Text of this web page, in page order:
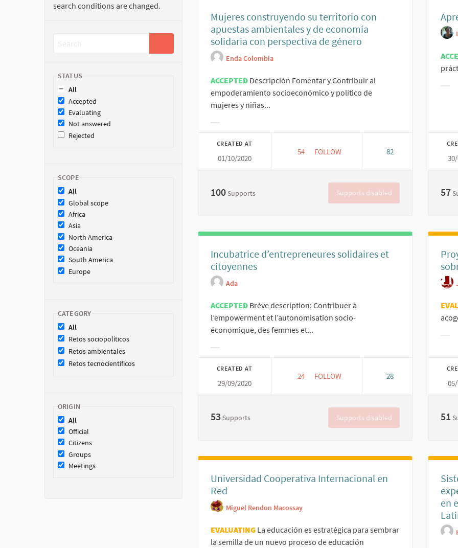
search conditions are changed.
STATUS
All
Accepted
Evaluating
Not answered
Rejected
SCOPE
All
Global scope
Africa
Asia
North America
Oceania
South America
Europe
CATEGORY
All
Retos sociopolíticos
Retos ambientales
Retos tecnocientíficos
ORIGIN
All
Official
Citizens
Groups
Meetings
Mujeres construyendo su territorio con
apuestas ambientales y de economía
solidaria con perspectiva de género
Enda Colombia
ACCEPTED Descripción Fomentar y Contribuir al
empoderamiento socioeconómico y político de
mujeres y niñas...
CREATED AT
01/10/2020
54 54 FOLLOWERS
FOLLOW
MUJERES CONSTRUYENDO SU
82
100 Supports Supports disabled 57
Incubatrice d’entrepreneures solidaires et
citoyennes
Ada
ACCEPTED Brève description: Contribuer à
l’empowerment et l’autonomisation socio-
économique, des femmes et...
CREATED AT
29/09/2020
24 24 FOLLOWERS
FOLLOW
INCUBATRICE D’ENTREPRENEURES
28
53 Supports Supports disabled 51
Universidad Cooperativa Internacional en
Red
Miguel Rendon Macossay
EVALUATING La educación es estratégica para sembrar
la semilla de un nuevo proceso de educación
en